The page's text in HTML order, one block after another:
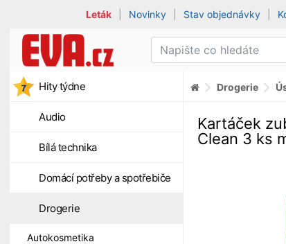
Leták Novinky Stav objednávky
Hity týdne
Audio
Bílá technika
Domácí potřeby a spotřebiče
Drogerie
Autokosmetika
Drogerie
Kartáček
Clean 3 ks